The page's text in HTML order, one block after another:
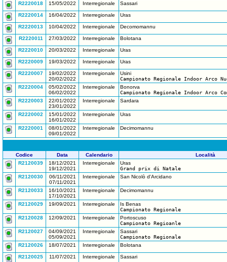
R2220018
15/05/2022 Interregionale Sassari
R2220014 16/04/2022 Interregionale Uras
R2220013 10/04/2022 Interregionale Decomomannu
R2220011 27/03/2022 Interregionale Bolotana
R2220010 20/03/2022 Interregionale Uras
R2220009 19/03/2022 Interregionale Uras
R2220007
19/02/2022
20/02/2022
Interregionale
Usini
Campionato Regionale Indoor Arco
R2220004
05/02/2022
06/02/2022
Interregionale
Bonorva
Campionato Regionale Indoor Arco
R2220003
22/01/2022
23/01/2022
Interregionale Sardara
R2220002
15/01/2022
16/01/2022
Interregionale Uras
R2220001
08/01/2022
09/01/2022
Interregionale Decimomannu
Codice Data Calendario
Località
R2120039
18/12/2021
19/12/2021
Interregionale
Uras
Grand prix di Natale
R2120030
06/11/2021
07/11/2021
Interregionale San Nicolò d'Arcidano
R2120033
16/10/2021
17/10/2021
Interregionale Decimomannu
R2120029 19/09/2021 Interregionale
Is Benas
Campionato Regionale
R2120028
12/09/2021 Interregionale
Portoscuso
Campionato Regioanle
R2120027
04/09/2021
05/09/2021
Interregionale
Sassari
Campionato Regionale
R2120026
18/07/2021 Interregionale Bolotana
R2120025 11/07/2021 Interregionale Sassari